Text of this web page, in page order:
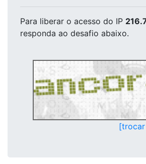
Para liberar o acesso do IP
responda ao desafio abaixo.